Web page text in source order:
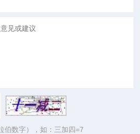
伯数字），如：三加四=7